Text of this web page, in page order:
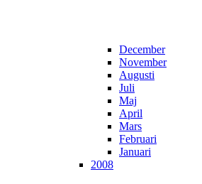
December
November
Augusti
Juli
Maj
April
Mars
Februari
Januari
2008